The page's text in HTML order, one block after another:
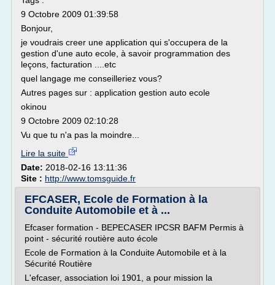
9 Octobre 2009 01:39:58
Bonjour,
je voudrais creer une application qui s'occupera de la
gestion d'une auto ecole, à savoir programmation des
leçons, facturation ....etc
quel langage me conseilleriez vous?
Autres pages sur : application gestion auto ecole
okinou
9 Octobre 2009 02:10:28
Vu que tu n'a pas la moindre...
Lire la suite
Date: 2018-02-16 13:11:36
Site : http://www.tomsguide.fr
EFCASER, Ecole de Formation à la
Conduite Automobile et à ...
Efcaser formation - BEPECASER IPCSR BAFM Permis à
point - sécurité routière auto école
Ecole de Formation à la Conduite Automobile et à la
Sécurité Routière
L'efcaser, association loi 1901, a pour mission la